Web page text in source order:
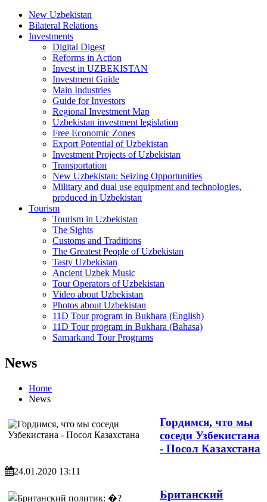
New Uzbekistan
Bilateral Relations
Investments
Digital Digest
Reforms in Action
Invest in UZBEKISTAN
Investment Guide
Main Industries
Guide for Investors
Regional Investment Map
Uzbekistan investment legislation
Free Economic Zones
Export Potential of Uzbekistan
Investment Projects of Uzbekistan
Transportation
New Uzbekistan: Seizing Opportunities
Military and dual use equipment and technologies,
produced in Uzbekistan
Tourism
Tourism in Uzbekistan
The Sights
Customs and Traditions
The Greatest People of Uzbekistan
Tasty Uzbekistan
Ancient Uzbek Music
Tour Operators of Uzbekistan
Video about Uzbekistan
Photos about Uzbekistan
11D Tour program in Bukhara (English)
11D Tour program in Bukhara (Bahasa)
Samarkand Tour Programs
News
Home
News
Гордимся, что мы
соседи Узбекистана
- Посол Казахстана
24.01.2020 13:11
Британский